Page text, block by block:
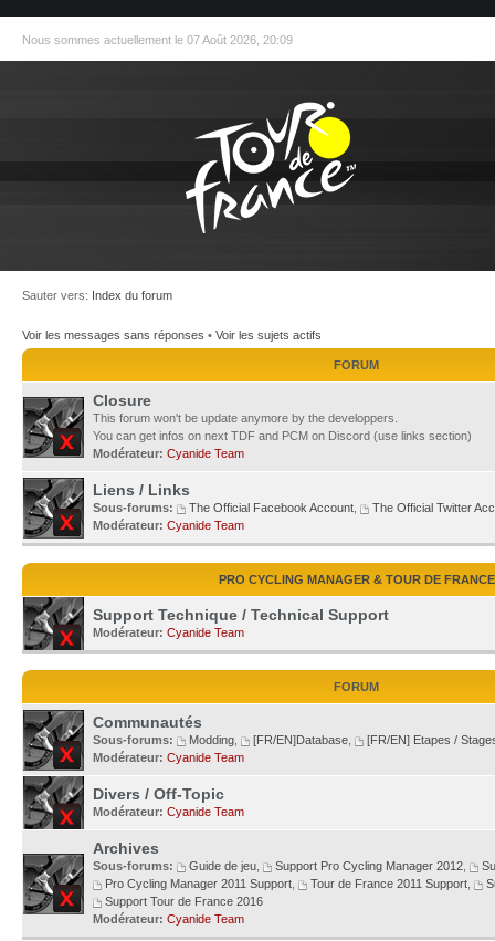
Nous sommes actuellement le 07 Août 2026, 20:09
Sauter vers: Index du forum
Voir les messages sans réponses • Voir les sujets actifs
FORUM
Closure
This forum won't be update anymore by the developpers.
You can get infos on next TDF and PCM on Discord (use links section)
Modérateur: Cyanide Team
Liens / Links
Sous-forums: The Official Facebook Account
The Official Twitter
Modérateur: Cyanide Team
PRO CYCLING MANAGER & TOUR DE FRANCE
Support Technique / Technical Support
Modérateur: Cyanide Team
FORUM
Communautés
Sous-forums: Modding [FR/EN]Database
[FR/EN] Etapes /
Modérateur: Cyanide Team
Divers / Off-Topic
Modérateur: Cyanide Team
Archives
Sous-forums: Guide de jeu Support Pro Cycling Manager 2012
Pro Cycling Manager 2011 Support
Tour de France 2011 Support
Support Tour de France 2016
Modérateur: Cyanide Team